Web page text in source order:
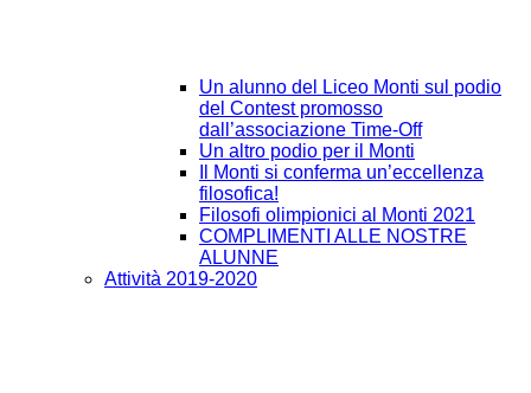
Un alunno del Liceo Monti sul podio
del Contest promosso
dall’associazione Time-Off
Un altro podio per il Monti
Il Monti si conferma un’eccellenza
filosofica!
Filosofi olimpionici al Monti 2021
COMPLIMENTI ALLE NOSTRE
ALUNNE
Attività 2019-2020